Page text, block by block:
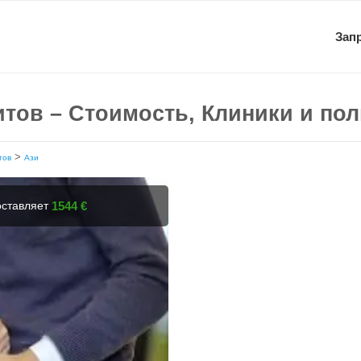
– Стоимость, Клиники и
> Ази
1544 €